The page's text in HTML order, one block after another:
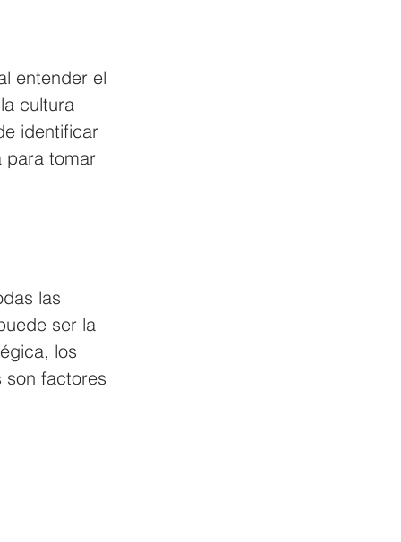
entender el
cultura
identificar
para tomar
las
ser la
los
son factores